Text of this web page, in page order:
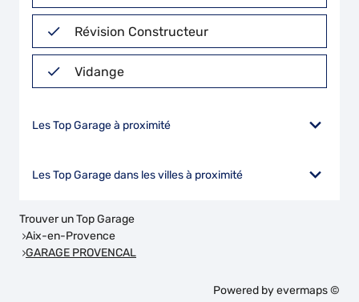
Révision Constructeur
Vidange
Les Top Garage à proximité
Les Top Garage dans les villes à proximité
Trouver un Top Garage
Aix-en-Provence
GARAGE PROVENCAL
Powered byevermaps ©